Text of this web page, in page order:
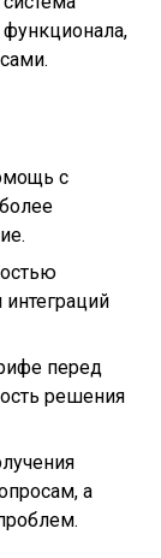
с
перед
решения
а